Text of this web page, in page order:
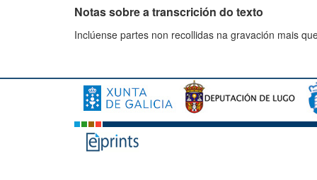
Notas sobre a transcrición do texto
Inclúense partes non recollidas na gravación mais